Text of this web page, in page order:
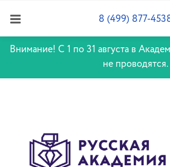
Внимание! С 1 по 31 августа в
не проводятся.
8 (499) 877-